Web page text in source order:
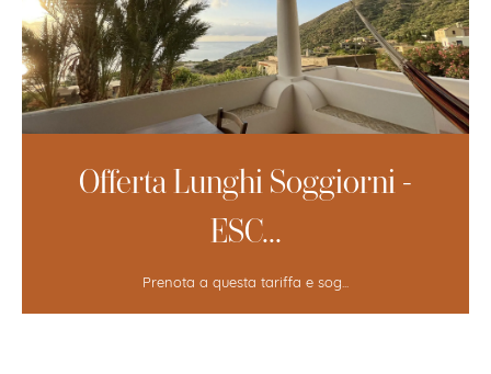
Offerta Lunghi Soggiorni -
ESC...
Prenota a questa tariffa e sog...